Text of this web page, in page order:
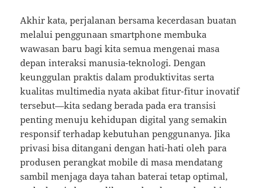
Akhir kata, perjalanan bersama kecerdasan buatan
melalui penggunaan smartphone membuka
wawasan baru bagi kita semua mengenai masa
depan interaksi manusia-teknologi. Dengan
keunggulan praktis dalam produktivitas serta
kualitas multimedia nyata akibat fitur-fitur inovatif
tersebut—kita sedang berada pada era transisi
penting menuju kehidupan digital yang semakin
responsif terhadap kebutuhan penggunanya. Jika
privasi bisa ditangani dengan hati-hati oleh para
produsen perangkat mobile di masa mendatang
sambil menjaga daya tahan baterai tetap optimal,